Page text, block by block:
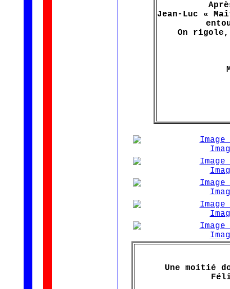
Jean-Luc «
On rigole,
Une moitié